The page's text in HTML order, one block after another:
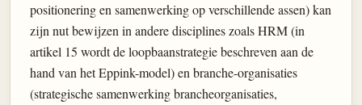
positionering en samenwerking op verschillende assen) kan
zijn nut bewijzen in andere disciplines zoals HRM (in
artikel 15 wordt de loopbaanstrategie beschreven aan de
hand van het Eppink-model) en branche-organisaties
(strategische samenwerking brancheorganisaties,